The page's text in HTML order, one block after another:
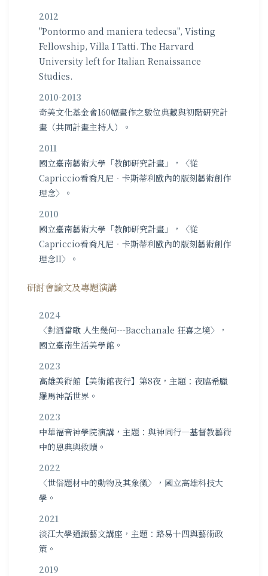
2012
"Pontormo and maniera tedecsa", Visting
Fellowship, Villa I Tatti. The Harvard
University left for Italian Renaissance
Studies.
2010-2013
奇美文化基金會160幅畫作之數位典藏與初階研究計
畫（共同計畫主持人）。
2011
國立臺南藝術大學「教師研究計畫」，〈從
Capriccio看喬凡尼‧卡斯蒂利歐內的版刻藝術創作
理念〉。
2010
國立臺南藝術大學「教師研究計畫」，〈從
Capriccio看喬凡尼‧卡斯蒂利歐內的版刻藝術創作
理念II〉。
研討會論文及專題演講
2024
〈對酒當歌 人生幾何---Bacchanale 狂喜之境〉，
國立臺南生活美學館。
2023
高雄美術館【美術館夜行】第8夜，主題：夜臨希臘
羅馬神話世界。
2023
中華福音神學院演講，主題：與神同行—基督教藝術
中的恩典與救贖。
2022
〈世俗題材中的動物及其象徵〉，國立高雄科技大
學。
2021
淡江大學通識藝文講座，主題：路易十四與藝術政
策。
2019